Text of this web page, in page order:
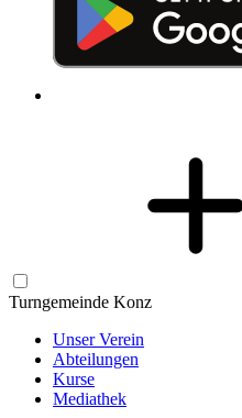
Turngemeinde Konz
Unser Verein
Abteilungen
Kurse
Mediathek